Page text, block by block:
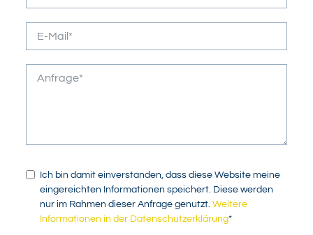
Ich bin damit einverstanden, dass diese Website meine
eingereichten Informationen speichert. Diese werden
nur im Rahmen dieser Anfrage genutzt.Weitere
Informationen in der Datenschutzerklärung*